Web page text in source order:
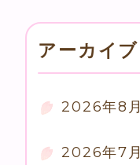
アーカイブ
2026年8月
2026年7月